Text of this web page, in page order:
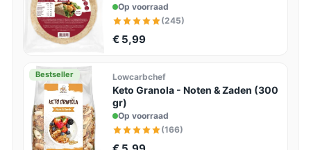
Op voorraad
(245)
€ 5,99
Bestseller Lowcarbchef
Keto Granola - Noten & Zaden (300
gr)
Op voorraad
(166)